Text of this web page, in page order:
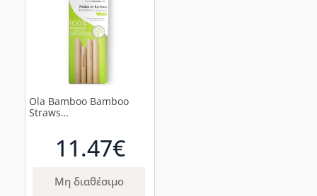
Ola Bamboo Bamboo
Straws
Μπαμπού, 12τμχ
11.47€
Μη διαθέσιμο